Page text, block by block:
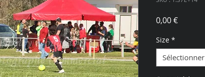
0,00 €Prix
Size *
Sélectionner